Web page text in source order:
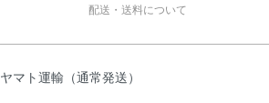
配送・送料について
ヤマト運輸（通常発送）